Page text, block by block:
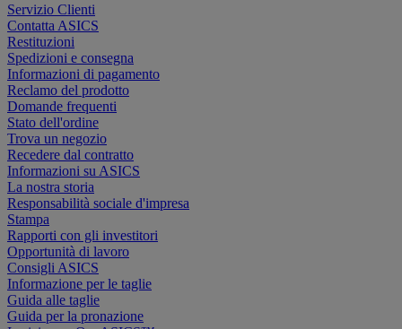
Servizio Clienti
Contatta ASICS
Restituzioni
Spedizioni e consegna
Informazioni di pagamento
Reclamo del prodotto
Domande frequenti
Stato dell'ordine
Trova un negozio
Recedere dal contratto
Informazioni su ASICS
La nostra storia
Responsabilità sociale d'impresa
Stampa
Rapporti con gli investitori
Opportunità di lavoro
Consigli ASICS
Informazione per le taglie
Guida alle taglie
Guida per la pronazione